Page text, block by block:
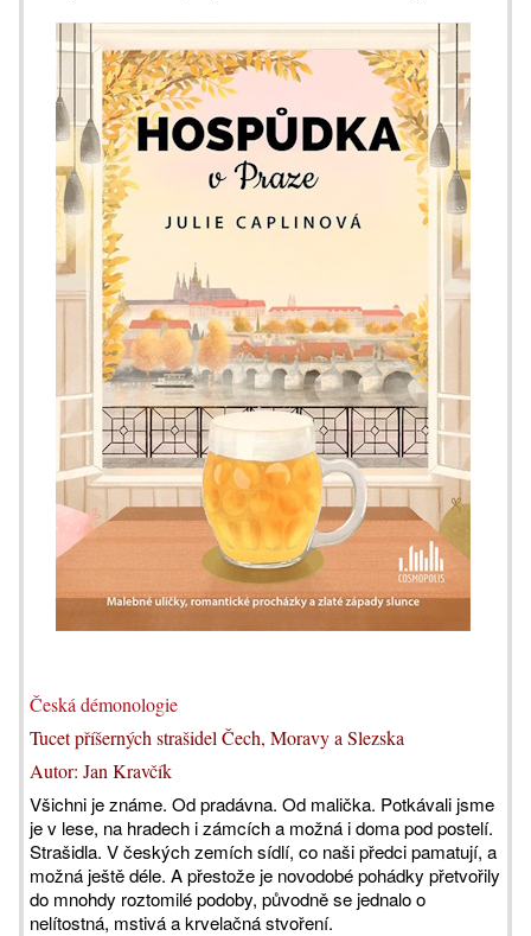
Česká démonologie
Tucet příšerných strašidel Čech, Moravy a Slezska
Autor: Jan Kravčík
Všichni je známe. Od pradávna. Od malička. Potkávali jsme
je v lese, na hradech i zámcích a možná i doma pod postelí.
Strašidla. V českých zemích sídlí, co naši předci pamatují, a
možná ještě déle. A přestože je novodobé pohádky přetvořily
do mnohdy roztomilé podoby, původně se jednalo o
nelítostná, mstivá a krvelačná stvoření.